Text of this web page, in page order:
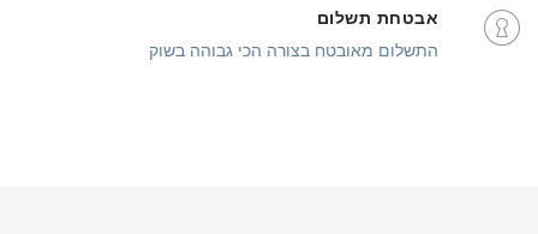
אבטחת תשלום
התשלום מאובטח בצורה הכי גבוהה בשוק